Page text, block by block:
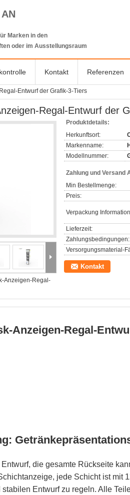
Marken in den
oder im Ausstellungsraum
Kontakt Referenzen
Entwurf der Grafik-3-Tiers
Regal-Entwurf der
Anzeigen-Regal-
Produktdetails:
Herkunftsort:
Markenname:
Modellnummer:
Zahlung und Versand
Min Bestellmenge:
Preis:
Verpackung
Lieferzeit:
Zahlungsbedingungen:
Versorgungsmaterial-
Kontakt
Anzeigen-Regal-
die gesamte Rückseite
jede Schicht ist mit
Entwurf zu regeln. Alle